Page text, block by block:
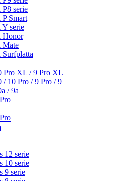
serie
Smart
serie
Honor
Mate
Pro XL / 9 Pro XL
/ 10 Pro / 9 Pro / 9
/ 9a
12 serie
10 serie
9 serie